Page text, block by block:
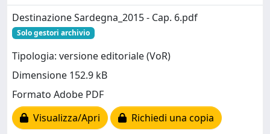
Destinazione Sardegna_2015 - Cap. 6.pdf
Solo gestori archivio
Tipologia: versione editoriale (VoR)
Dimensione 152.9 kB
Formato Adobe PDF
Visualizza/Apri
Richiedi una copia